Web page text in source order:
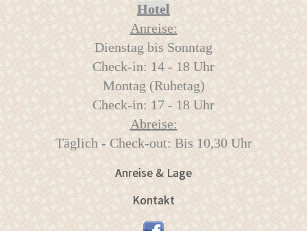
Hotel
Anreise:
Dienstag bis Sonntag
Check-in: 14 - 18 Uhr
Montag (Ruhetag)
Check-in: 17 - 18 Uhr
Abreise:
Täglich - Check-out: Bis 10,30 Uhr
Anreise & Lage
Kontakt